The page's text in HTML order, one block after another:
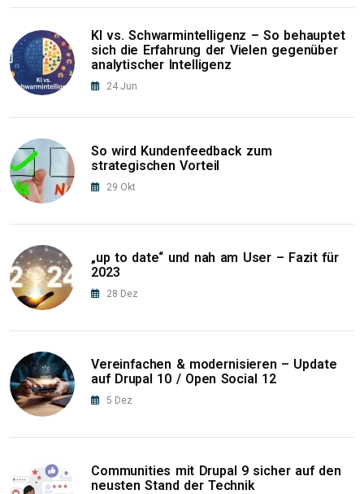
KI vs. Schwarmintelligenz – So behauptet
sich die Erfahrung der Vielen gegenüber
analytischer Intelligenz
24 Jun
So wird Kundenfeedback zum
strategischen Vorteil
29 Okt
„up to date“ und nah am User – Fazit für
2023
28 Dez
Vereinfachen & modernisieren – Update
auf Drupal 10 / Open Social 12
5 Dez
Communities mit Drupal 9 sicher auf den
neusten Stand der Technik